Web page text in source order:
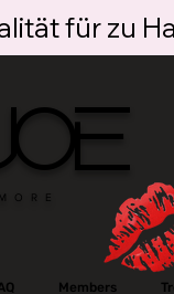
für zu
Members